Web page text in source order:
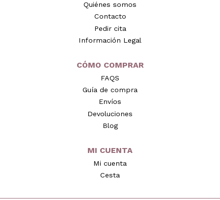
Quiénes somos
Contacto
Pedir cita
Información Legal
CÓMO COMPRAR
FAQS
Guía de compra
Envíos
Devoluciones
Blog
MI CUENTA
Mi cuenta
Cesta